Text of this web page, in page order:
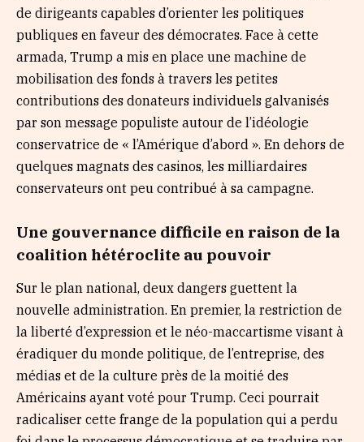
de dirigeants capables d’orienter les politiques
publiques en faveur des démocrates. Face à cette
armada, Trump a mis en place une machine de
mobilisation des fonds à travers les petites
contributions des donateurs individuels galvanisés
par son message populiste autour de l’idéologie
conservatrice de « l’Amérique d’abord ». En dehors de
quelques magnats des casinos, les milliardaires
conservateurs ont peu contribué à sa campagne.
Une gouvernance difficile en raison de la
coalition hétéroclite au pouvoir
Sur le plan national, deux dangers guettent la
nouvelle administration. En premier, la restriction de
la liberté d’expression et le néo-maccartisme visant à
éradiquer du monde politique, de l’entreprise, des
médias et de la culture près de la moitié des
Américains ayant voté pour Trump. Ceci pourrait
radicaliser cette frange de la population qui a perdu